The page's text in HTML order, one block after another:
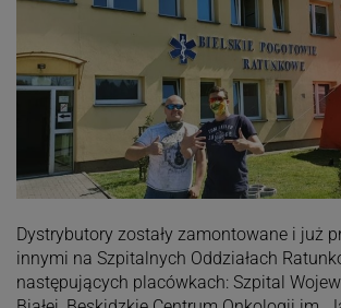
Dystrybutory zostały zamontowane i już
innymi na Szpitalnych Oddziałach
następujących placówkach: Szpital